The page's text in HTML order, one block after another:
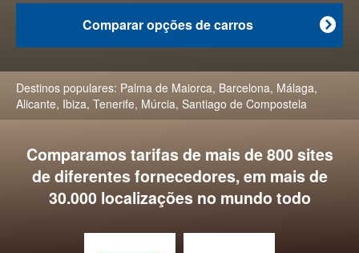

Comparar opções de carros
Destinos populares: Palma de Maiorca, Barcelona, Málaga,
Alicante, Ibiza, Tenerife, Múrcia, Santiago de Compostela
Comparamos tarifas de mais de 800 sites
de diferentes fornecedores, em mais de
30.000 localizações no mundo todo